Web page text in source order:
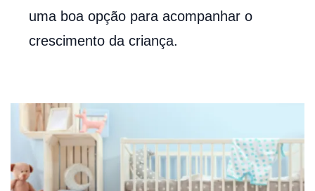
uma boa opção para acompanhar o
crescimento da criança.